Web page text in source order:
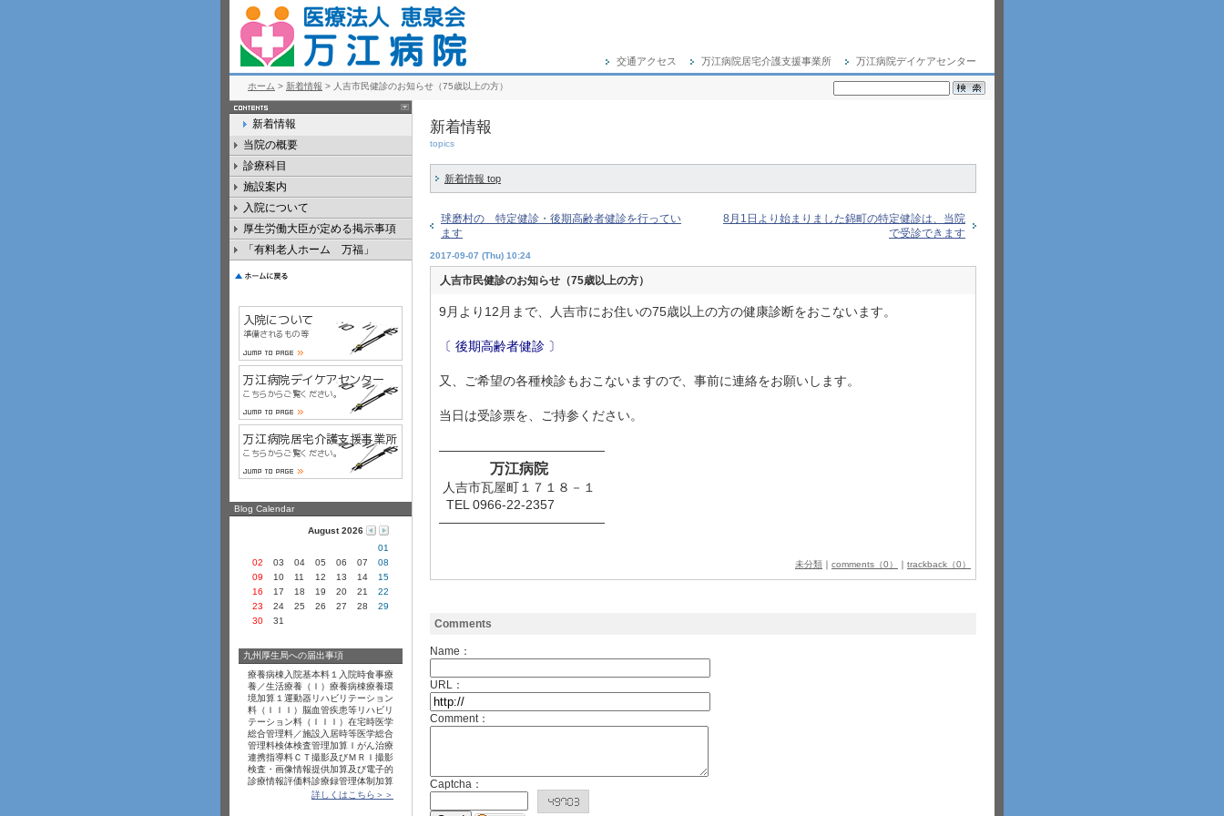
交通アクセス 万江病院居宅介護支援事業所 万江病院デイケアセンター
ホーム > 新着情報 > 人吉市民健診のお知らせ（75歳以上の方）
新着情報
topics
新着情報 top
球磨村の 特定健診・後期高齢者健診を行ってい
ます
8月1日より始まりました錦町の特定健診は、当院
で受診できます
2017-09-07 (Thu) 10:24
人吉市民健診のお知らせ（75歳以上の方）
9月より12月まで、人吉市にお住いの75歳以上の方の健康診断をおこないます。
〔 後期高齢者健診 〕
又、ご希望の各種検診もおこないますので、事前に連絡をお願いします。
当日は受診票を、ご持参ください。
―――――――――――――
万江病院
人吉市瓦屋町１７１８－１
TEL 0966-22-2357
―――――――――――――
未分類 ｜ comments（0） ｜ trackback（0）
Comments
Name：
URL：
Comment：
Captcha：
新着情報
当院の概要
診療科目
施設案内
入院について
厚生労働大臣が定める掲示事項
「有料老人ホーム 万福」
Blog Calendar
August 2026
01
02
03 04 05 06 07
08
09
10 11 12 13 14
15
16
17 18 19 20 21
22
23
24 25 26 27 28
29
30
31
九州厚生局への届出事項
療養病棟入院基本料１入院時食事療
養／生活療養（Ｉ ­）療養病棟療養環
境加算１運動器リハビリテーション
料（Ｉ
­）脳血管疾患等リハビリ
テーション料（Ｉ
­）在宅時医学
総合管理料／施設入居時等医学総合
管理料検体検査管理加算Ｉ ­がん治療
連携指導料Ｃ ­Ｔ­撮影及びＭ ­Ｒ
­撮影
検査・画像情報提供加算及び電子的
診療情報評価料診療録管理体制加算
­データ提出加算１・データ提出加
詳しくはこちら＞＞